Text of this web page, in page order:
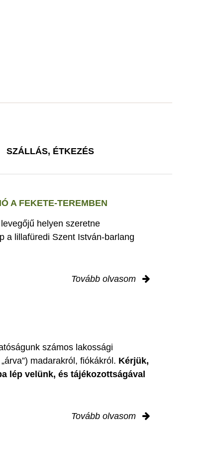
SZÁLLÁS, ÉTKEZÉS
A FEKETE-TEREMBEN
helyen szeretne
a lillafüredi Szent István-barlang
Tovább olvasom
számos lakossági
madarakról, fiókákról. Kérjük,
lép velünk, és tájékozottságával
Tovább olvasom